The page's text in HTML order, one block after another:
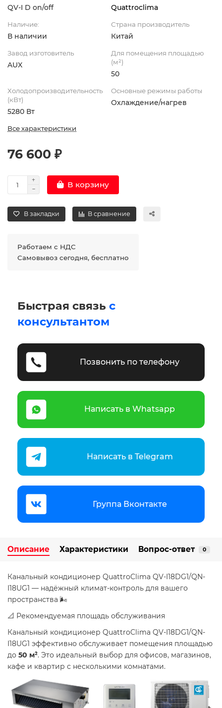
QV-I D on/off Quattroclima
Наличие:
В наличии
Страна производитель
Китай
Завод изготовитель
AUX
Для помещения площадью
(м²)
50
Холодопроизводительность
(кВт)
5280 Вт
Основные режимы работы
Охлаждение/нагрев
Все характеристики
76 600 ₽
В корзину
В закладки В сравнение
Работаем с НДС
Самовывоз сегодня, бесплатно
Быстрая связь с
консультантом
Позвонить по телефону
Написать в Whatsapp
Написать в Telegram
Группа Вконтакте
Описание Характеристики Вопрос-ответ 0
Канальный кондиционер QuattroClima QV-I18DG1/QN-
I18UG1 — надёжный климат-контроль для вашего
пространства 🌬️
📐 Рекомендуемая площадь обслуживания
Канальный кондиционер QuattroClima QV-I18DG1/QN-
I18UG1 эффективно обслуживает помещения площадью
до 50 м². Это идеальный выбор для офисов, магазинов,
кафе и квартир с несколькими комнатами.